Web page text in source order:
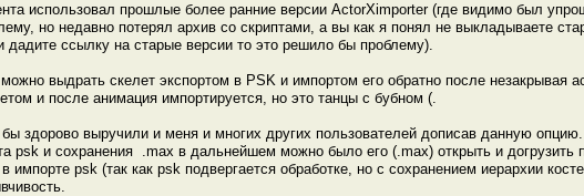
использовал прошлые более ранние версии ActorXimporter (где видимо был
но недавно потерял архив со скриптами, а вы как я понял не выкладываете
дадите ссылку на старые версии то это решило бы проблему).
выдрать скелет экспортом в PSK и импортом его обратно после незакрывая
и после анимация импортируется, но это танцы с бубном (.
здорово выручили и меня и многих других пользователей дописав данную
psk и сохранения .max в дальнейшем можно было его (.max) открыть и догрузить
импорте psk (так как psk подвергается обработке, но с сохранением иерархии